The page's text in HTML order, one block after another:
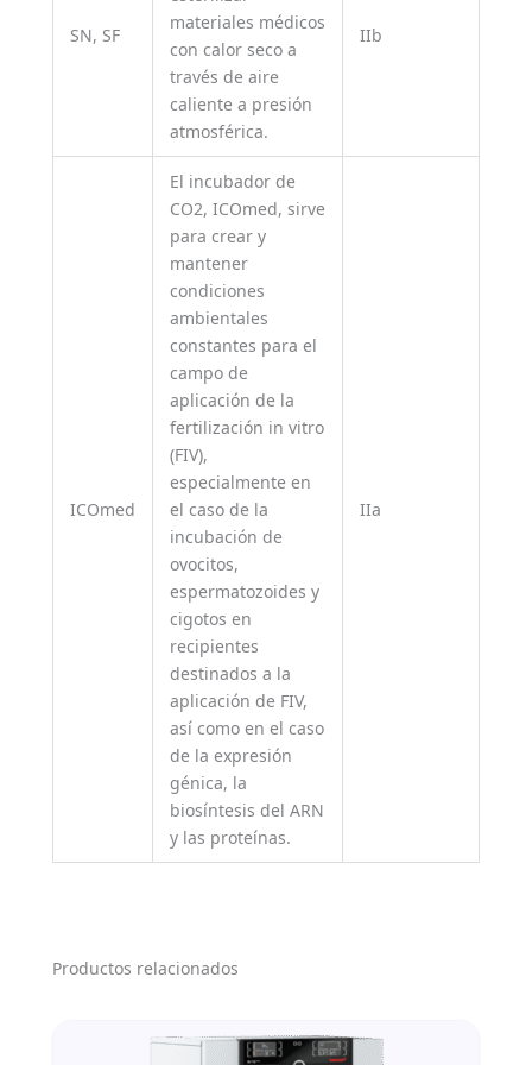
SN, SF
materiales médicos
con calor seco a
través de aire
caliente a presión
atmosférica.
IIb
ICOmed
El incubador de
CO2, ICOmed, sirve
para crear y
mantener
condiciones
ambientales
constantes para el
campo de
aplicación de la
fertilización in vitro
(FIV),
especialmente en
el caso de la
incubación de
ovocitos,
espermatozoides y
cigotos en
recipientes
destinados a la
aplicación de FIV,
así como en el caso
de la expresión
génica, la
biosíntesis del ARN
y las proteínas.
IIa
Productos relacionados